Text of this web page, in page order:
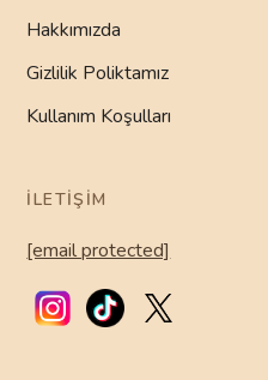
Hakkımızda
Gizlilik Poliktamız
Kullanım Koşulları
İLETIŞIM
[email protected]